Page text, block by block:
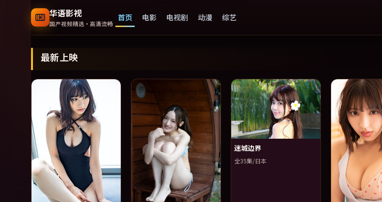
华语影视
国产视频精选·高清流畅
首页 电影 电视剧 动漫 综艺
国产视频精选大全免费观看，流畅高清国产电影电
最新上映
迷城边界
全35集/日本